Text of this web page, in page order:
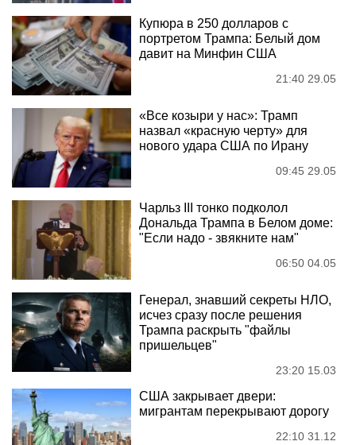
Купюра в 250 долларов с
портретом Трампа: Белый дом
давит на Минфин США
21:40 29.05
«Все козыри у нас»: Трамп
назвал «красную черту» для
нового удара США по Ирану
09:45 29.05
Чарльз III тонко подколол
Дональда Трампа в Белом доме:
"Если надо - звякните нам"
06:50 04.05
Генерал, знавший секреты НЛО,
исчез сразу после решения
Трампа раскрыть "файлы
пришельцев"
23:20 15.03
США закрывает двери:
мигрантам перекрывают дорогу
22:10 31.12